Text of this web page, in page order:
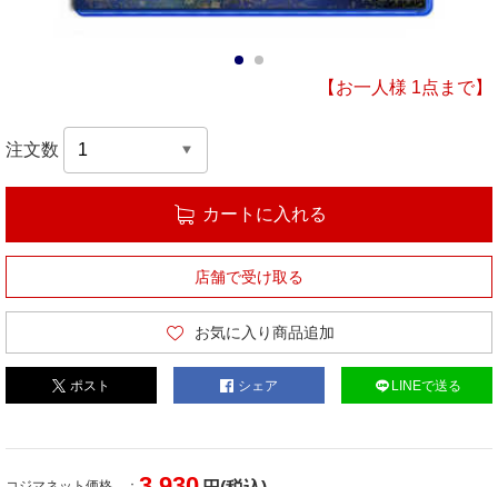
【お一人様 1点まで】
注文数
カートに入れる
店舗で受け取る
お気に入り商品追加
ポスト シェア LINEで送る